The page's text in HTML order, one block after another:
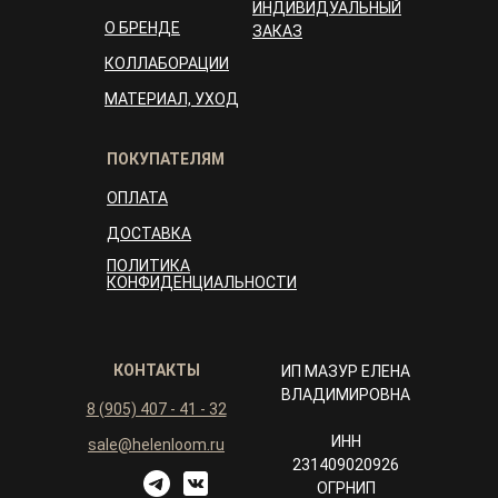
ПОКУПАТЕЛЯМ
ОПЛАТА
ДОСТАВКА
ПОЛИТИКА
КОНФИДЕНЦИАЛЬНОСТИ
КОНТАКТЫ
8 (905) 407 - 41 - 32
sale@helenloom.ru
ИНДИВИДУАЛЬНЫЙ
ЗАКАЗ
О БРЕНДЕ
КОЛЛАБОРАЦИИ
МАТЕРИАЛ, УХОД
ИП МАЗУР ЕЛЕНА
ВЛАДИМИРОВНА
ИНН
231409020926
ОГРНИП